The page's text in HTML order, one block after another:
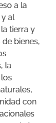
a la
al
tierra y
bienes,
la
con